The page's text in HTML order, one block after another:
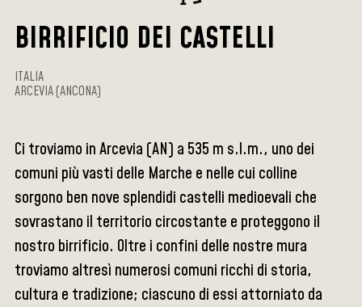
BIRRIFICIO DEI CASTELLI
ITALIA
ARCEVIA (ANCONA)
Ci troviamo in Arcevia (AN) a 535 m s.l.m., uno dei
comuni più vasti delle Marche e nelle cui colline
sorgono ben nove splendidi castelli medioevali che
sovrastano il territorio circostante e proteggono il
nostro birrificio. Oltre i confini delle nostre mura
troviamo altresì numerosi comuni ricchi di storia,
cultura e tradizione; ciascuno di essi attorniato da